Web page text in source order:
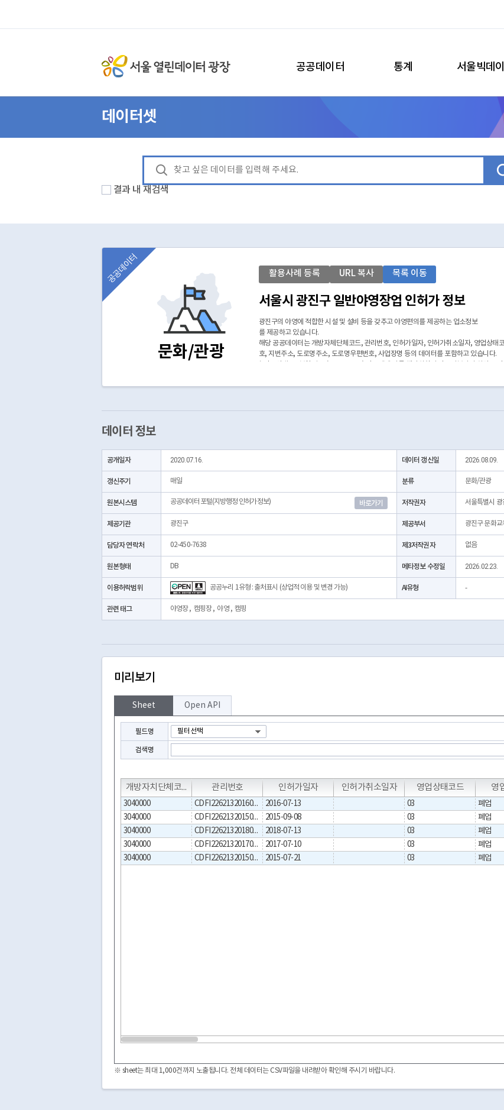
공공데이터 통계 서울빅데
데이터셋
결과 내 재검색
문화/관광
공공데이터 활용사례 등록 URL 복사 목록 이동
서울시 광진구 일반야영장업 인허가 정보
광진구의 야영에 적합한 시설 및 설비 등을 갖추고 야영편의를 제공하는 업소정보
를 제공하고 있습니다.
해당 공공데이터는 개방자체단체코드, 관리번호, 인허가일자, 인허가취소일자, 영업상태
호, 지번주소, 도로명주소, 도로명우편번호, 사업장명 등의 데이터를 포함하고 있습니다.
데이터 정보
공개일자 2020.07.16. 데이터 갱신일 2026.08.09.
갱신주기 매일 분류 문화/관광
원본시스템 공공데이터포털(지방행정 인허가정보) 바로가기 저작권자 서울특별시 광
제공기관 광진구 제공부서 광진구 문화
담당자 연락처 02-450-7638 제3저작권자 없음
원본형태 DB 메타정보 수정일 2026.02.23.
이용허락범위 공공누리 1유형 : 출처표시 (상업적 이용 및 변경 가능) AI유형 -
관련 태그 야영장, 캠핑장, 야영,캠핑
미리보기
Sheet Open API
필드명
검색명
개방자치단체코드 관리번호 인허가일자 인허가취소일자 영업상태코드 영
T T
3040000 CDFI2262132016000001 2016-07-13 03 폐업
3040000
CDFI2262132015000002 2015-09-08 03 폐업
3040000
CDFI2262132018000001 2018-07-13 03 폐업
3040000
CDFI2262132017000001 2017-07-10 03 폐업
3040000
CDFI2262132015000001 2015-07-21 03 폐업
※ sheet는 최대 1,000건까지 노출됩니다. 전체 데이터는 CSV파일을 내려받아 확인해 주시기 바랍니다.